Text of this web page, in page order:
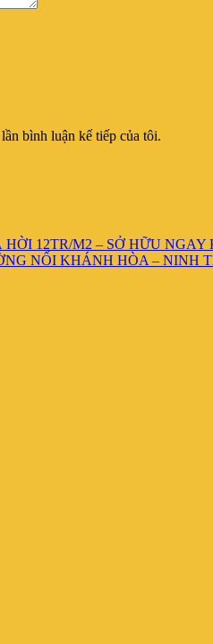
bình luận kế tiếp của tôi.
12TR/M2 – SỞ HỮU
NỐI KHÁNH HÒA – NINH